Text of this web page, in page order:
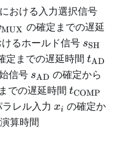
おける入力選択信号
MUX の確定までの遅延
るホールド信号 sSH
定までの遅延時間 tAD
信号 s_{\text{AD}}
sAD の確定から
での遅延時間 tCOMP
レル入力 x_i
xi の確定か
算時間